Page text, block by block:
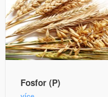
Fosfor (P)